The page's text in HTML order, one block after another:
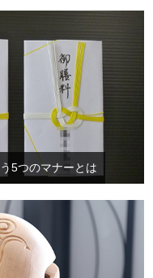
5つのマナーとは